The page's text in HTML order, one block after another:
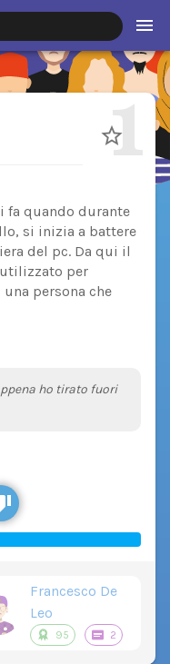
1
fa quando durante
si inizia a battere
del pc. Da qui il
per
persona che
ho tirato fuori
Francesco De
Leo
95 2